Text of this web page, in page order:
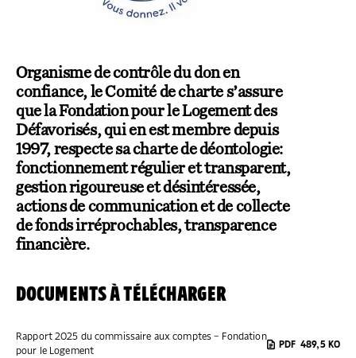
Organisme de contrôle du don en
confiance, le Comité de charte s’assure
que la Fondation pour le Logement des
Défavorisés, qui en est membre depuis
1997, respecte sa charte de déontologie:
fonctionnement régulier et transparent,
gestion rigoureuse et désintéressée,
actions de communication et de collecte
de fonds irréprochables, transparence
financière.
DOCUMENTS À TÉLÉCHARGER
Rapport 2025 du commissaire aux comptes – Fondation
pour le Logement
PDF 489,5 KO